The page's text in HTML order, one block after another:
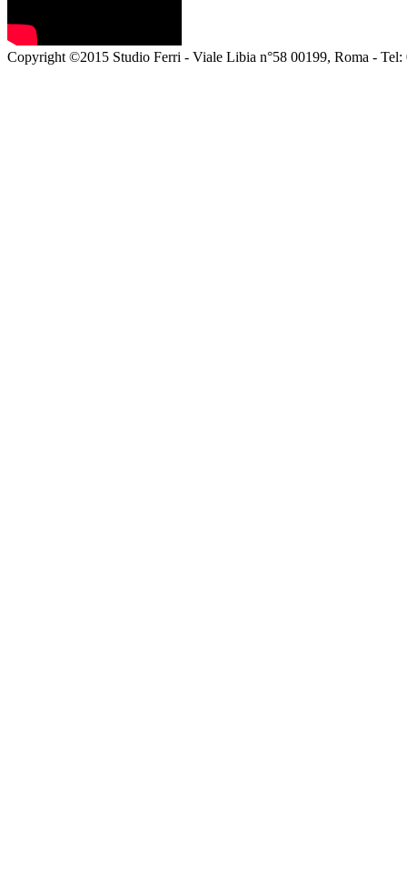
Copyright ©2015 Studio Ferri - Viale Libia n°58 00199, Roma -